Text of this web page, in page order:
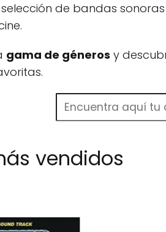
de bandas
gama de géneros y
vendidos